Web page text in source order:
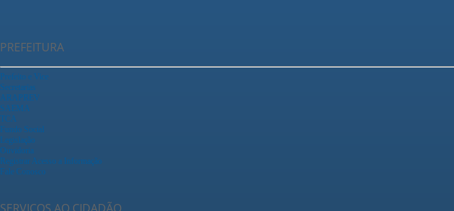
PREFEITURA
Prefeito e Vice
Secretarias
ARAPREV
SAEMA
TCA
Fundo Social
Legislação
Ouvidoria
Registrar Acesso a Informação
Fale Conosco
SERVIÇOS AO CIDADÃO